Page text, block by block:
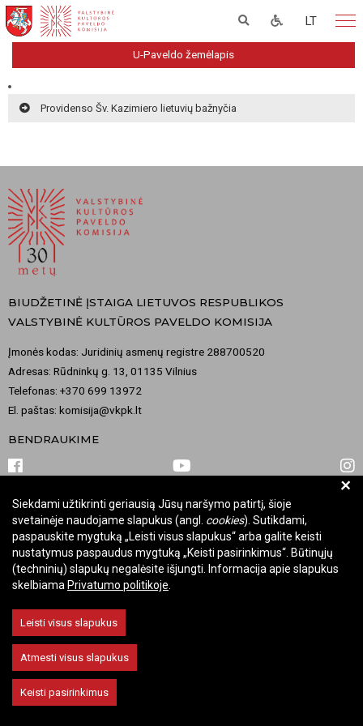
LT
U-Paveldo žemėlapis
Providenso Šv. Kazimiero lietuvių bažnyčia
BIUDŽETINĖ ĮSTAIGA LIETUVOS RESPUBLIKOS
VALSTYBINĖ KULTŪROS PAVELDO KOMISIJA
Įmonės kodas: Juridinių asmenų registre 288700520
Adresas: Rūdninkų g. 13, 01135 Vilnius
Telefonas: +370 699 13972
El. paštas: komisija@vkpk.lt
BENDRAUKIME
© 2026 Valstybinė kultūros paveldo komisija. Visos teisės saugomos.
Keisti slapukų nustatymus
+
Siekdami užtikrinti geriausią Jūsų naršymo patirtį, šioje
svetainėje naudojame slapukus (angl. cookies). Sutikdami,
paspauskite mygtuką „Leisti visus slapukus“ arba galite keisti
nustatymus paspaudus mygtuką „Keisti pasirinkimus“. Būtinųjų
(techninių) slapukų negalėsite išjungti. Informacija apie slapukus
skelbiama Privatumo politikoje
Leisti visus slapukus
Atmesti visus slapukus
Keisti pasirinkimus